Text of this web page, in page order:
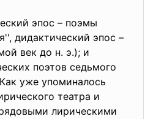
эпос – поэмы
дидактический эпос –
век до н. э.); и
поэтов седьмого
уже упоминалось
театра и
лирическими